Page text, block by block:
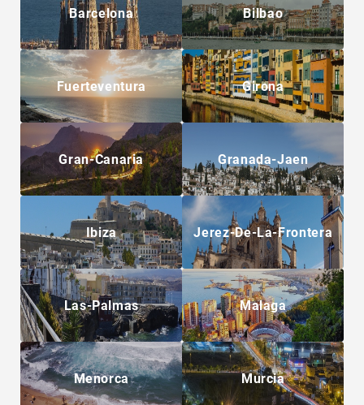
Barcelona Bilbao
Fuerteventura Girona
Gran-Canaria Granada-Jaen
Ibiza Jerez-De-La-Frontera
Las-Palmas Malaga
Menorca Murcia